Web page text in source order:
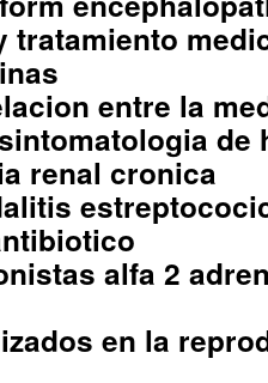
tratamiento
entre la
de
renal cronica
alfa 2
en la